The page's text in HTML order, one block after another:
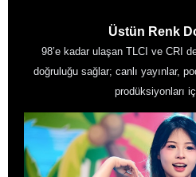
Üstün Renk
98’e kadar ulaşan TLCI ve CRI
doğruluğu sağlar; canlı yayınlar,
prodüksiyonları